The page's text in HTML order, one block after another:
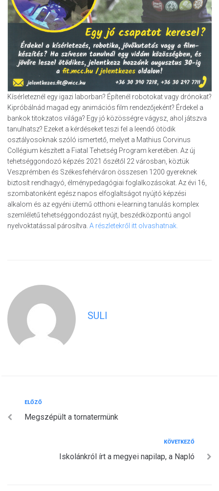
Kísérleteznél egy igazi laborban? Építenél robotokat vagy drónokat?
Kipróbálnád magad egy animációs film rendezőjeként? Érdekel a
bankok titokzatos világa? Egy jó közösségre vágysz, ahol játszva
tanulhatsz? Ezeket a kérdéseket teszi fel a leendő ötödik
osztályosoknak szóló ismertető, melyet a Mathius Corvinus
Collégium készített a Fiatal Tehetség Program keretében. Az új
tehetséggondozó képzés 2021 őszétől 22 városban, köztük
Veszprémben és Székesfehérváron összesen 1200 gyereknek
biztosít rendhagyó, élménypedagógiai foglalkozásokat. Az évi 16,
szombatonként egész napos elfoglaltságot nyújtó képzési
alkalom és az egyéni ütemű otthoni e-learning tanulás komplex
szemléletű tehetséggondozást nyújt, beszédközpontú angol
nyelvoktatással párosítva. A részletekről itt olvashatnak.
SULI
Bejegyzés
navigáció
Előző
ELŐZŐ
Megszépült a tornatermünk
KÖVETKEZŐ
Iskolánkról írt a megyei napilap, a Napló